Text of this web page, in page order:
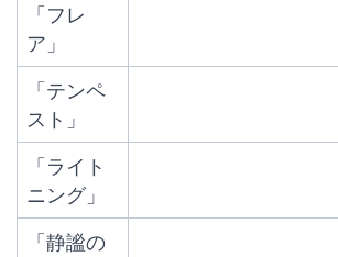
「フレ
ア」
「テンペ
スト」
「ライト
ニング」
「静謐の